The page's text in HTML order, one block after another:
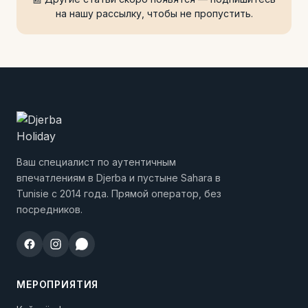
на нашу рассылку, чтобы не пропустить.
Ваш специалист по аутентичным
впечатлениям в Djerba и пустыне Sahara в
Tunisie с 2014 года. Прямой оператор, без
посредников.
МЕРОПРИЯТИЯ